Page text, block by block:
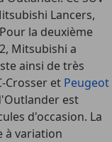
Lancers,
la deuxième
Mitsubishi a
ainsi de très
Crosser et Peugeot
est
d'occasion. La
à variation